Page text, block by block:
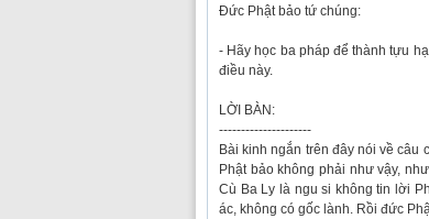
Đức Phật bảo tứ chúng:
- Hãy học ba pháp để thành tựu
điều này.
LỜI BÀN:
---------------------
Bài kinh ngắn trên đây nói về câu
Phật bảo không phải như vậy,
Cù Ba Ly là ngu si không tin lời
ác, không có gốc lành. Rồi đức